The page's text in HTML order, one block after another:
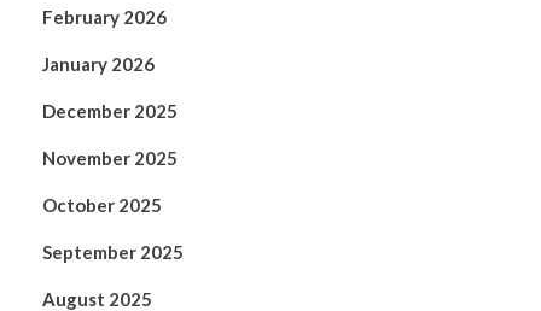
February 2026
January 2026
December 2025
November 2025
October 2025
September 2025
August 2025